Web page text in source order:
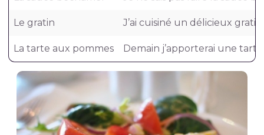
Le gratin J’ai cuisiné un délicieux
La tarte aux pommes Demain j’apporterai une